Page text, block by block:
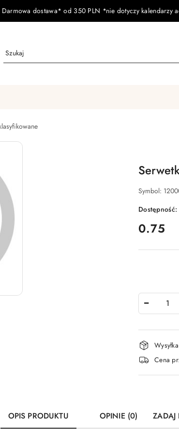
Darmowa dostawa* od 350 PLN *nie dotyczy kalendarzy
Symbol:
Dostępność:
cena:
0.75
i
Cena
OPIS PRODUKTU OPINIE (0) ZADAJ